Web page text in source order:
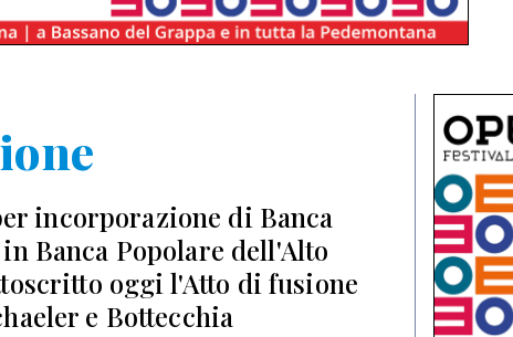
incorporazione di Banca
Banca Popolare dell'Alto
oggi l'Atto di fusione
e Bottecchia